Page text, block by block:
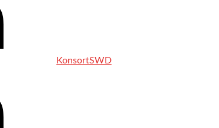
KonsortSWD